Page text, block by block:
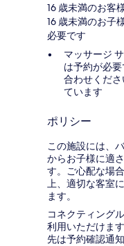
16 歳未満のお客
16 歳未満のお子
必要です
マッサージ
は予約が必
合わせくだ
ています
ポリシー
この施設には、
からお子様に適
す。ご心配な場
上、適切な客室
ます。
コネクティング
利用いただけま
先は予約確認通